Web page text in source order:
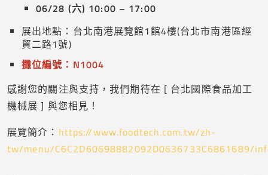
06/28 (六) 10:00 – 17:00
展出地點：台北南港展覽館1館4樓(台北市南港區經
貿二路1號)
攤位編號：N1004
感謝您的關注與支持，我們期待在 [ 台北國際食品加工
機械展 ] 與您相見！
展覽簡介： https://www.foodtech.com.tw/zh-
tw/menu/C6C2D60698882092D0636733C6861689/